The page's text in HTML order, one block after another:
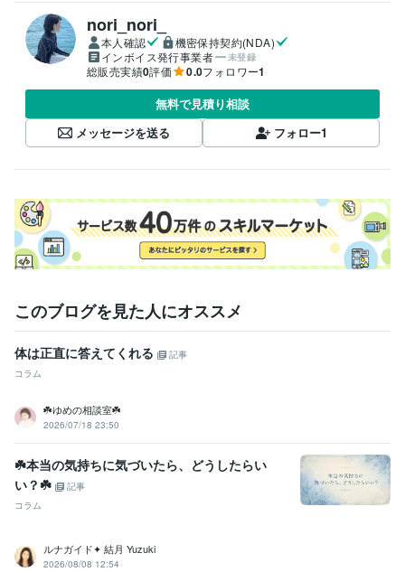
nori_nori_
本人確認
機密保持契約(NDA)
インボイス発行事業者
未登録
総販売実績0評価 0.0フォロワー1
無料で見積り相談
メッセージを送る
フォロー1
このブログを見た人にオススメ
体は正直に答えてくれる
記事
コラム
☘️ゆめの相談室☘️
2026/07/18 23:50
☘️本当の気持ちに気づいたら、どうしたらい
い？☘️
記事
コラム
ルナガイド✦ 結月 Yuzuki
2026/08/08 12:54